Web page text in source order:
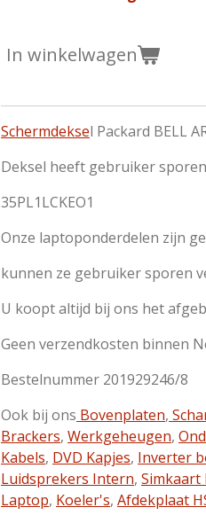
In winkelwagen
Schermdeksel Packard BELL
Deksel heeft gebruiker sporen
35PL1LCKEO1
Onze laptoponderdelen zijn
kunnen ze gebruiker sporen
U koopt altijd bij ons het
Geen verzendkosten binnen
Bestelnummer 201929246/8
Ook bij ons Bovenplaten,
Brackers, Werkgeheugen,
Kabels, DVD Kapjes, Inverter
Luidsprekers Intern, Simkaart
Laptop, Koeler's, Afdekplaat